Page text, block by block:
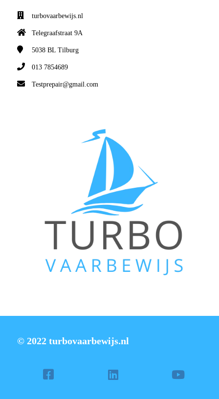
turbovaarbewijs.nl
Telegraafstraat 9A
5038 BL Tilburg
013 7854689
Testprepair@gmail.com
© 2022 turbovaarbewijs.nl